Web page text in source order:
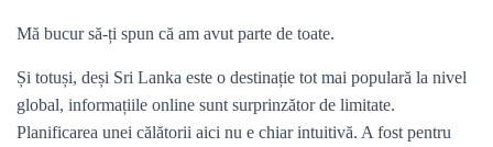
Mă bucur să-ți spun că am avut parte de toate.
Și totuși, deși Sri Lanka este o destinație tot mai populară la nivel
global, informațiile online sunt surprinzător de limitate.
Planificarea unei călătorii aici nu e chiar intuitivă. A fost pentru